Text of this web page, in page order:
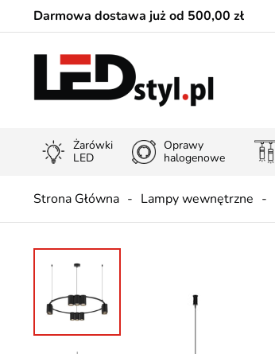
Darmowa dostawa już od 500,00 zł
Żarówki
LED
Oprawy
halogenowe
Strona Główna Lampy wewnętrzne